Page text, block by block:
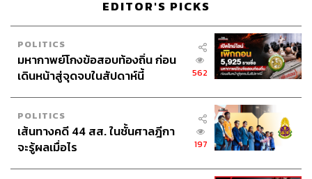
EDITOR'S PICKS
POLITICS
มหากาพย์โกงข้อสอบท้องถิ่น ก่อน
เดินหน้าสู่จุดจบในสัปดาห์นี้
562
POLITICS
เส้นทางคดี 44 สส. ในชั้นศาลฎีกา
จะรู้ผลเมื่อไร
197